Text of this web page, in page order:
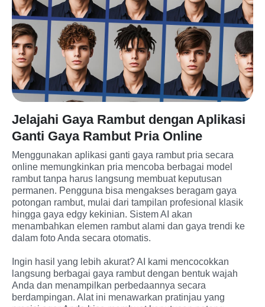
Jelajahi Gaya Rambut dengan Aplikasi
Ganti Gaya Rambut Pria Online
Menggunakan aplikasi ganti gaya rambut pria secara
online memungkinkan pria mencoba berbagai model
rambut tanpa harus langsung membuat keputusan
permanen. Pengguna bisa mengakses beragam gaya
potongan rambut, mulai dari tampilan profesional klasik
hingga gaya edgy kekinian. Sistem AI akan
menambahkan elemen rambut alami dan gaya trendi ke
dalam foto Anda secara otomatis.
Ingin hasil yang lebih akurat? AI kami mencocokkan
langsung berbagai gaya rambut dengan bentuk wajah
Anda dan menampilkan perbedaannya secara
berdampingan. Alat ini menawarkan pratinjau yang